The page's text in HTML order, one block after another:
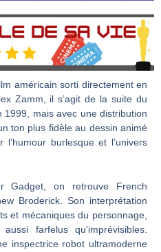
américain sorti directement en
Zamm, il s’agit de la suite du
mais avec une distribution
ton plus fidèle au dessin animé
burlesque et l’univers
Gadget, on retrouve French
Broderick. Son interprétation
et mécaniques du personnage,
farfelus qu’imprévisibles.
inspectrice robot ultramoderne